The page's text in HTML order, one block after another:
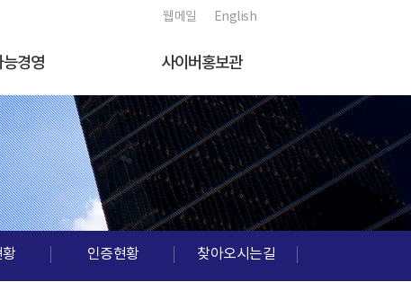
웹메일 English
경영 사이버홍보관
황 인증현황 찾아오시는길